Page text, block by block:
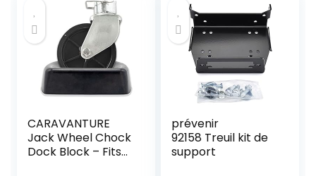
CARAVANTURE
Jack Wheel Chock
Dock Block – Fits
prévenir
92158 Treuil kit de
support